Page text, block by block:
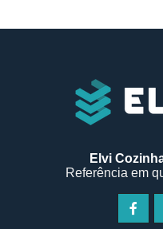
Elvi
Referência em